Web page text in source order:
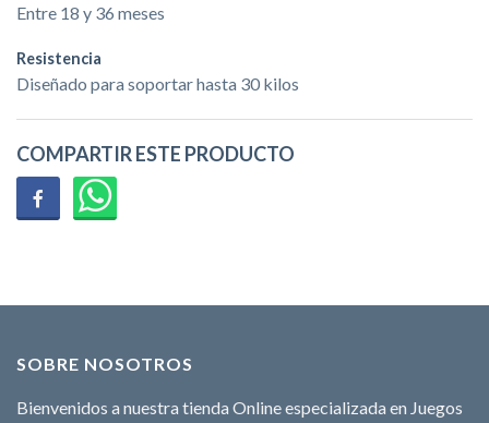
Entre 18 y 36 meses
Resistencia
Diseñado para soportar hasta 30 kilos
COMPARTIR ESTE PRODUCTO
SOBRE NOSOTROS
Bienvenidos a nuestra tienda Online especializada en Juegos